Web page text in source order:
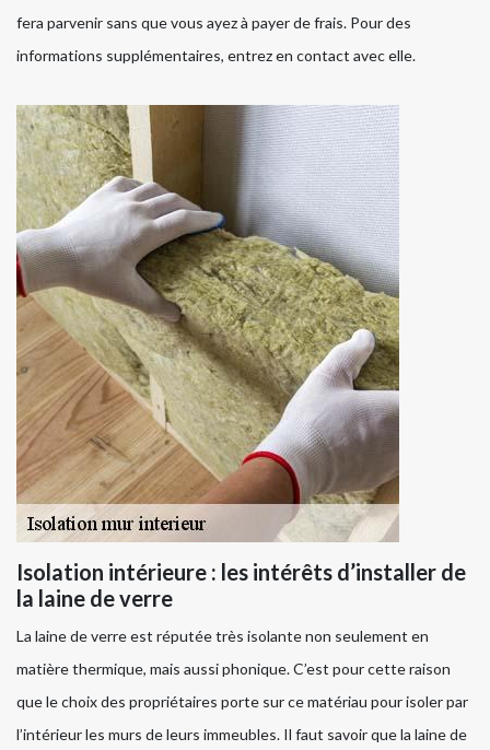
fera parvenir sans que vous ayez à payer de frais. Pour des
informations supplémentaires, entrez en contact avec elle.
Isolation intérieure : les intérêts d’installer de
la laine de verre
La laine de verre est réputée très isolante non seulement en
matière thermique, mais aussi phonique. C’est pour cette raison
que le choix des propriétaires porte sur ce matériau pour isoler par
l’intérieur les murs de leurs immeubles. Il faut savoir que la laine de